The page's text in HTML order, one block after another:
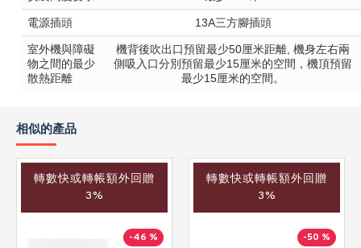
電源插頭 13A三方腳插頭
室外機與障礙
物之間的最少
散熱距離
機背後吹出口預留最少50厘米距離, 機身左右兩
側吸入口分別預留最少15厘米的空間，機頂預留
最少15厘米的空間。
相似的產品
轉數快或轉帳額外回贈
3%
-46 %
轉數快或轉帳額外回贈
3%
-50 %